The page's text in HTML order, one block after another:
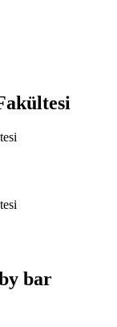
bar